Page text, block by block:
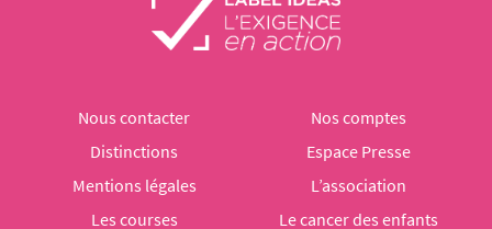
Nous contacter
Nos comptes
Distinctions
Espace Presse
Mentions légales
L’association
Les courses
Le cancer des enfants